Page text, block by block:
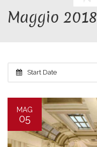
Maggio 2018
Start Date
MAG
05